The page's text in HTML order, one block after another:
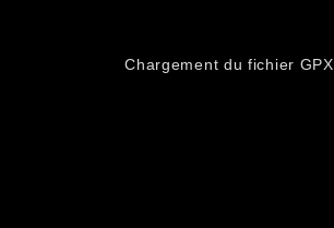
Chargement du fichier GPX